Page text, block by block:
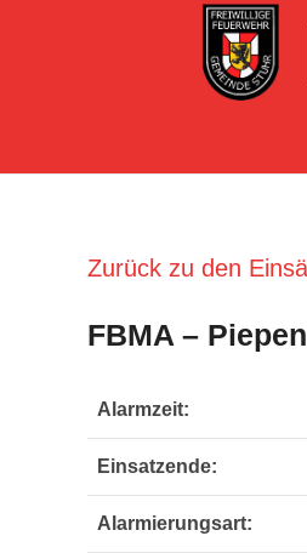
Zurück zu den
FBMA –
Alarmzeit:
Einsatzende:
Alarmierungsart: